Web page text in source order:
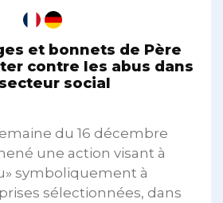
et bonnets de Père
contre les abus dans
social
du 16 décembre
une action visant à
symboliquement à
sélectionnées, dans